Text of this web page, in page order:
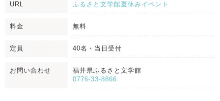
URL ふるさと文学館夏休みイベント
料金 無料
定員 40名・当日受付
お問い合わせ
福井県ふるさと文学館
0776-33-8866